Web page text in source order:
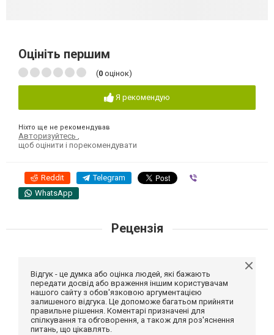
Оцініть першим
(0 оцінок)
Я рекомендую
Ніхто ще не рекомендував
Авторизуйтесь ,
щоб оцінити і порекомендувати
Reddit Telegram
WhatsApp
Рецензія
Відгук - це думка або оцінка людей, які бажають
передати досвід або враження іншим користувачам
нашого сайту з обов'язковою аргументацією
залишеного відгука. Це допоможе багатьом прийняти
правильне рішення. Коментарі призначені для
спілкування та обговорення, а також для роз'яснення
питань, що цікавлять.